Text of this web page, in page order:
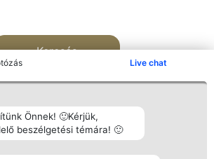
Live chat
Önnek! 🙂Kérjük,
beszélgetési témára! 🙂
Keresés
Népszavazás Elérhetőség